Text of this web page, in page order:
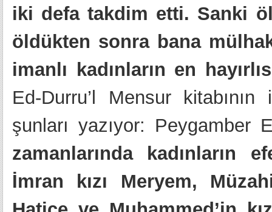
iki defa takdim etti. Sanki
öldükten sonra bana
imanlı kadınların en
Ed-Durru’l Mensur
şunları yazıyor:
zamanlarında kadınların
İmran kızı Meryem,